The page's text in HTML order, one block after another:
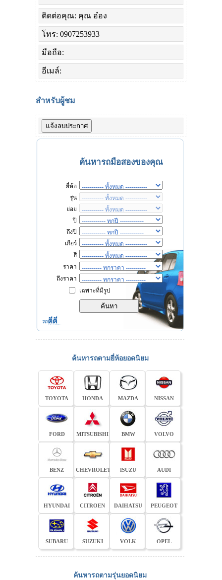
ติดต่อคุณ: คุณ อ๋อง
โทร: 0907253933
มือถือ:
อีเมล์:
สำหรับผู้ชม
ค้นหารถมือสองของคุณ
ยี่ห้อ
รุ่น
ย่อย
ปี
ถึงปี
เกียร์
สี
ราคา
ถึงราคา
เฉพาะที่มีรูป
ค้นหารถตามยี่ห้อยอดนิยม
TOYOTA HONDA MAZDA NISSAN
FORD MITSUBISHI BMW VOLVO
BENZ CHEVROLET ISUZU AUDI
HYUNDAI CITROEN DAIHATSU PEUGEOT
SUBARU SUZUKI VOLK OPEL
ค้นหารถตามรุ่นยอดนิยม